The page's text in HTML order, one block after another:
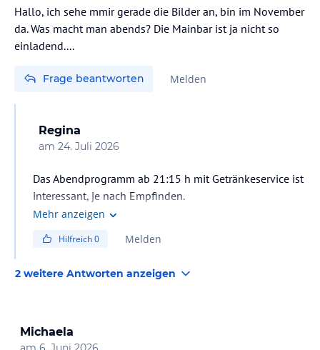
Hallo, ich sehe mmir gerade die Bilder an, bin im November
da. Was macht man abends? Die Mainbar ist ja nicht so
einladend....
Frage beantworten Melden
Regina
am 24. Juli 2026
Das Abendprogramm ab 21:15 h mit Getränkeservice ist
interessant, je nach Empfinden.
Mehr anzeigen
Hilfreich0 Melden
2 weitere Antworten anzeigen
Michaela